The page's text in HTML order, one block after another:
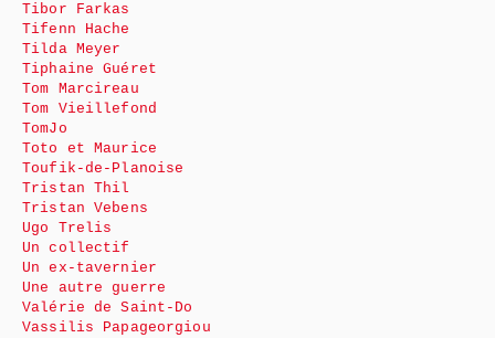
Tibor Farkas
Tifenn Hache
Tilda Meyer
Tiphaine Guéret
Tom Marcireau
Tom Vieillefond
TomJo
Toto et Maurice
Toufik-de-Planoise
Tristan Thil
Tristan Vebens
Ugo Trelis
Un collectif
Un ex-tavernier
Une autre guerre
Valérie de Saint-Do
Vassilis Papageorgiou